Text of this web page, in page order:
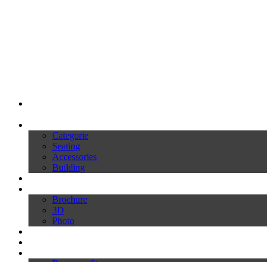
Categorie
Seating
Accessories
Building
Brochure
3D
Photo